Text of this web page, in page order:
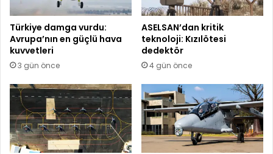
Türkiye damga vurdu:
Avrupa’nın en güçlü hava
kuvvetleri
3 gün önce
ASELSAN’dan kritik
teknoloji: Kızılötesi
dedektör
4 gün önce